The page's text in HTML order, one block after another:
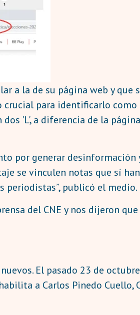
a la de su página web y
para identificarlo
dos 'L', a diferencia de la
por generar
se vinculen notas que sí
periodistas”, publicó el medio.
del CNE y nos dijeron
El pasado 23 de
a Carlos Pinedo Cuello,